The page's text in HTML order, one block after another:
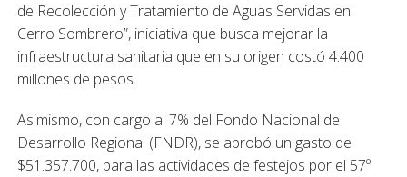
de Recolección y Tratamiento de Aguas Servidas en
Cerro Sombrero”, iniciativa que busca mejorar la
infraestructura sanitaria que en su origen costó 4.400
millones de pesos.
Asimismo, con cargo al 7% del Fondo Nacional de
Desarrollo Regional (FNDR), se aprobó un gasto de
$51.357.700, para las actividades de festejos por el 57º